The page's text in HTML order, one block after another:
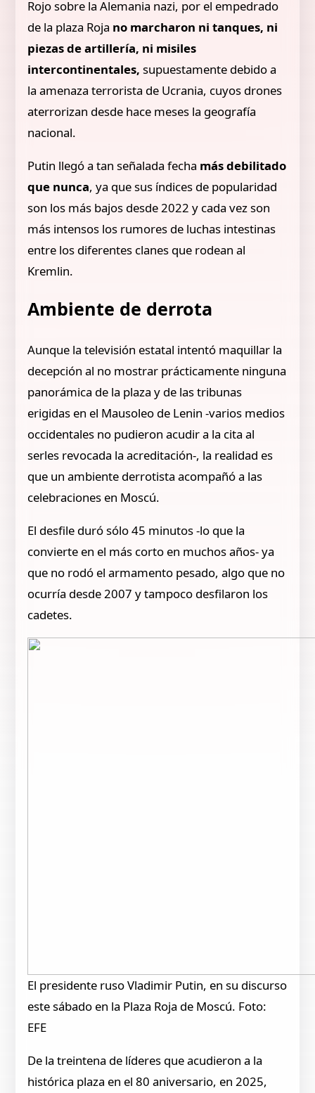
Rojo sobre la Alemania nazi, por el empedrado
de la plaza Roja no marcharon ni tanques, ni
piezas de artillería, ni misiles
intercontinentales, supuestamente debido a
la amenaza terrorista de Ucrania, cuyos drones
aterrorizan desde hace meses la geografía
nacional.
Putin llegó a tan señalada fecha más debilitado
que nunca, ya que sus índices de popularidad
son los más bajos desde 2022 y cada vez son
más intensos los rumores de luchas intestinas
entre los diferentes clanes que rodean al
Kremlin.
Ambiente de derrota
Aunque la televisión estatal intentó maquillar la
decepción al no mostrar prácticamente ninguna
panorámica de la plaza y de las tribunas
erigidas en el Mausoleo de Lenin -varios medios
occidentales no pudieron acudir a la cita al
serles revocada la acreditación-, la realidad es
que un ambiente derrotista acompañó a las
celebraciones en Moscú.
El desfile duró sólo 45 minutos -lo que la
convierte en el más corto en muchos años- ya
que no rodó el armamento pesado, algo que no
ocurría desde 2007 y tampoco desfilaron los
cadetes.
El presidente ruso Vladimir Putin, en su discurso
este sábado en la Plaza Roja de Moscú. Foto:
EFE
De la treintena de líderes que acudieron a la
histórica plaza en el 80 aniversario, en 2025,